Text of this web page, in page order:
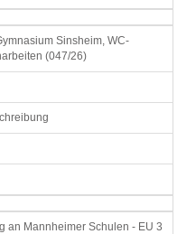
Sinsheim, WC-
(047/26)
an Mannheimer Schulen - EU 3